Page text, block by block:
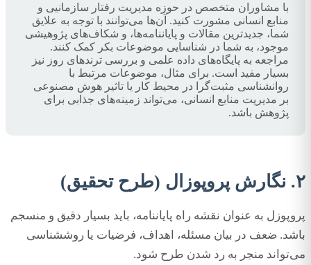
با مشاوران متخصص در حوزه مدیریت رفتار سازمانیی و
منابع انسانی مشورت کنید. آن‌ها می‌توانند با توجه به علایق
شما، جدیدترین مقالات و پایاننامه‌ها، و شکاف‌های پژوهیشی
موجود، به شما در شناسایی موضوعات بکر کمک کنند.
مراجعه به پایگاه‌های داده علمی و بررسی ترندهای روز نیز
بسیار مفید است. برای مثال، موضوعات مرتبط با
روانشناسی مثبت‌گرا در محیط کار یا تاثیر هوش مصنوعی
بر مدیریت منابع انسانی، می‌تواند زمینه‌های جذابی برای
پژوهش باشد.
۲. نگارش پروپوزال (طرح تحقیق)
پروپوزل به عنوان نقشه راه پایاننامه، باید بسیار دقیق و منسجم
باشد. ضعف در بیان مسئله، اهداف، فرضیات یا روششناسی
می‌تواند منجر به رد شدن طرح شود.